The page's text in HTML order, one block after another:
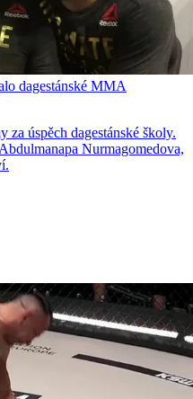
dagestánské MMA
za úspěch dagestánské školy.
Nurmagomedova,